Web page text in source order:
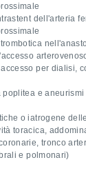
dell'arteria
per dialisi,
e
o iatrogene
toracica,
tronco
e polmonari)